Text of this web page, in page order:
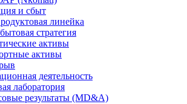
и сбыт
линейка
стратегия
активы
активы
деятельность
лаборатория
результаты (MD&A)